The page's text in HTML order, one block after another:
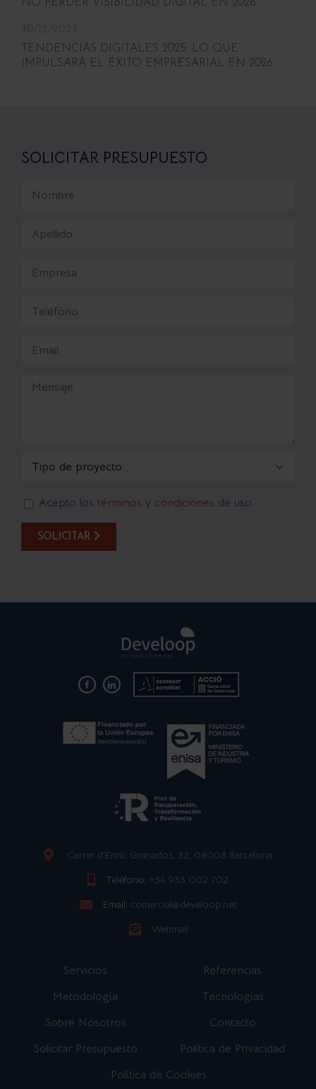
NO PERDER VISIBILIDAD DIGITAL EN 2026
TENDENCIAS DIGITALES 2025: LO QUE
IMPULSARÁ EL ÉXITO EMPRESARIAL EN 2026
SOLICITAR PRESUPUESTO

Acepto los términos y condiciones de uso.
SOLICITAR
Carrer d'Enric Granados, 32, 08008 Barcelona
Teléfono: +34 933 002 702
Email: comercial@develoop.net
Webmail
Servicios
Referencias
Metodología
Tecnologías
Sobre Nosotros
Contacto
Solicitar Presupuesto
Política de Privacidad
Política de Cookies